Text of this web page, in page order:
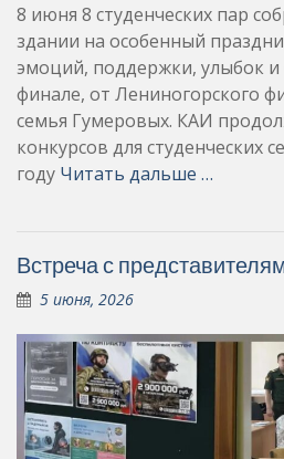
8 июня 8 студенческих пар
здании на особенный
эмоций, поддержки, улыбок
финале, от Лениногорского
семья Гумеровых. КАИ
конкурсов для студенческих
году Читать дальше …
Встреча с
5 июня, 2026